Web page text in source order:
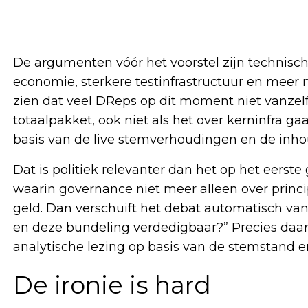
De argumenten vóór het voorstel zijn
economie, sterkere testinfrastructuur en
zien dat veel DReps op dit moment niet
totaalpakket, ook niet als het over kerninfra
basis van de live stemverhoudingen en de
Dat is politiek relevanter dan het op het
waarin governance niet meer alleen over
geld. Dan verschuift het debat automatisch
en deze bundeling verdedigbaar?” Precies
analytische lezing op basis van de stemstand
De ironie is hard